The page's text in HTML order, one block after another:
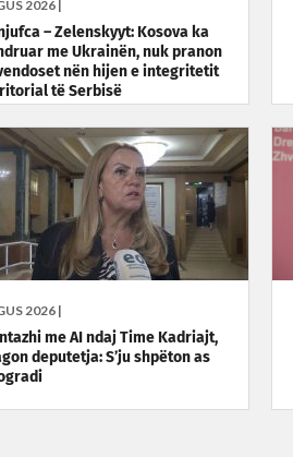
2026 |
– Zelenskyyt: Kosova ka
me Ukrainën, nuk pranon
nën hijen e integritetit
të Serbisë
2026 |
me AI ndaj Time Kadriajt,
deputetja: S’ju shpëton as